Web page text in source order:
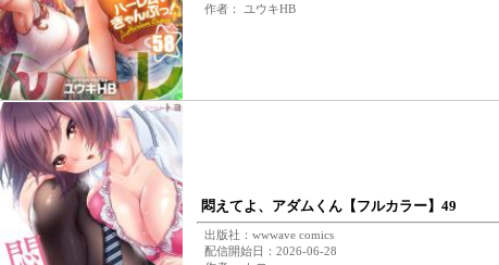
作者： ユウキHB
悶えてよ、アダムくん【フルカラー】49
出版社：wwwave comics
配信開始日：2026-06-28